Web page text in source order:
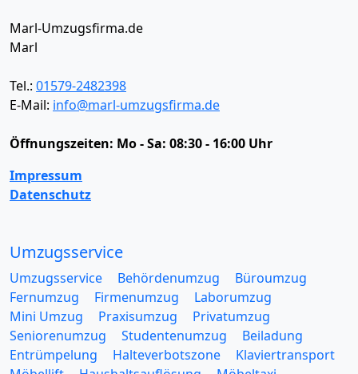
Marl-Umzugsfirma.de
Marl
Tel.: 01579-2482398
E-Mail: info@marl-umzugsfirma.de
Öffnungszeiten: Mo - Sa: 08:30 - 16:00 Uhr
Impressum
Datenschutz
Umzugsservice
Umzugsservice Behördenumzug
Büroumzug
Fernumzug
Firmenumzug
Laborumzug
Mini Umzug
Praxisumzug
Privatumzug
Seniorenumzug
Studentenumzug
Beiladung
Entrümpelung
Halteverbotszone
Klaviertransport